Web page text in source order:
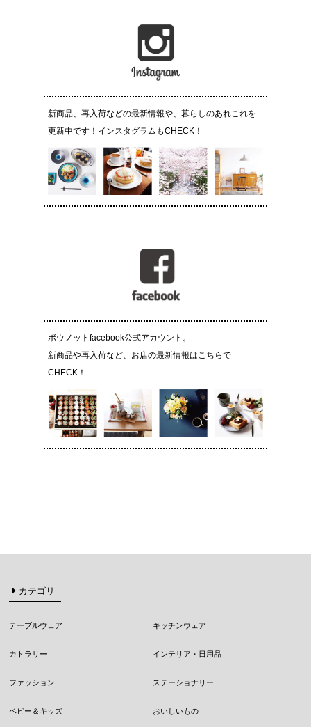
新商品、再入荷などの最新情報や、暮らしのあれこれを
更新中です！インスタグラムもCHECK！
ボウノットfacebook公式アカウント。
新商品や再入荷など、お店の最新情報はこちらで
CHECK！
カテゴリ
テーブルウェア キッチンウェア
カトラリー インテリア・日用品
ファッション ステーショナリー
ベビー＆キッズ おいしいもの